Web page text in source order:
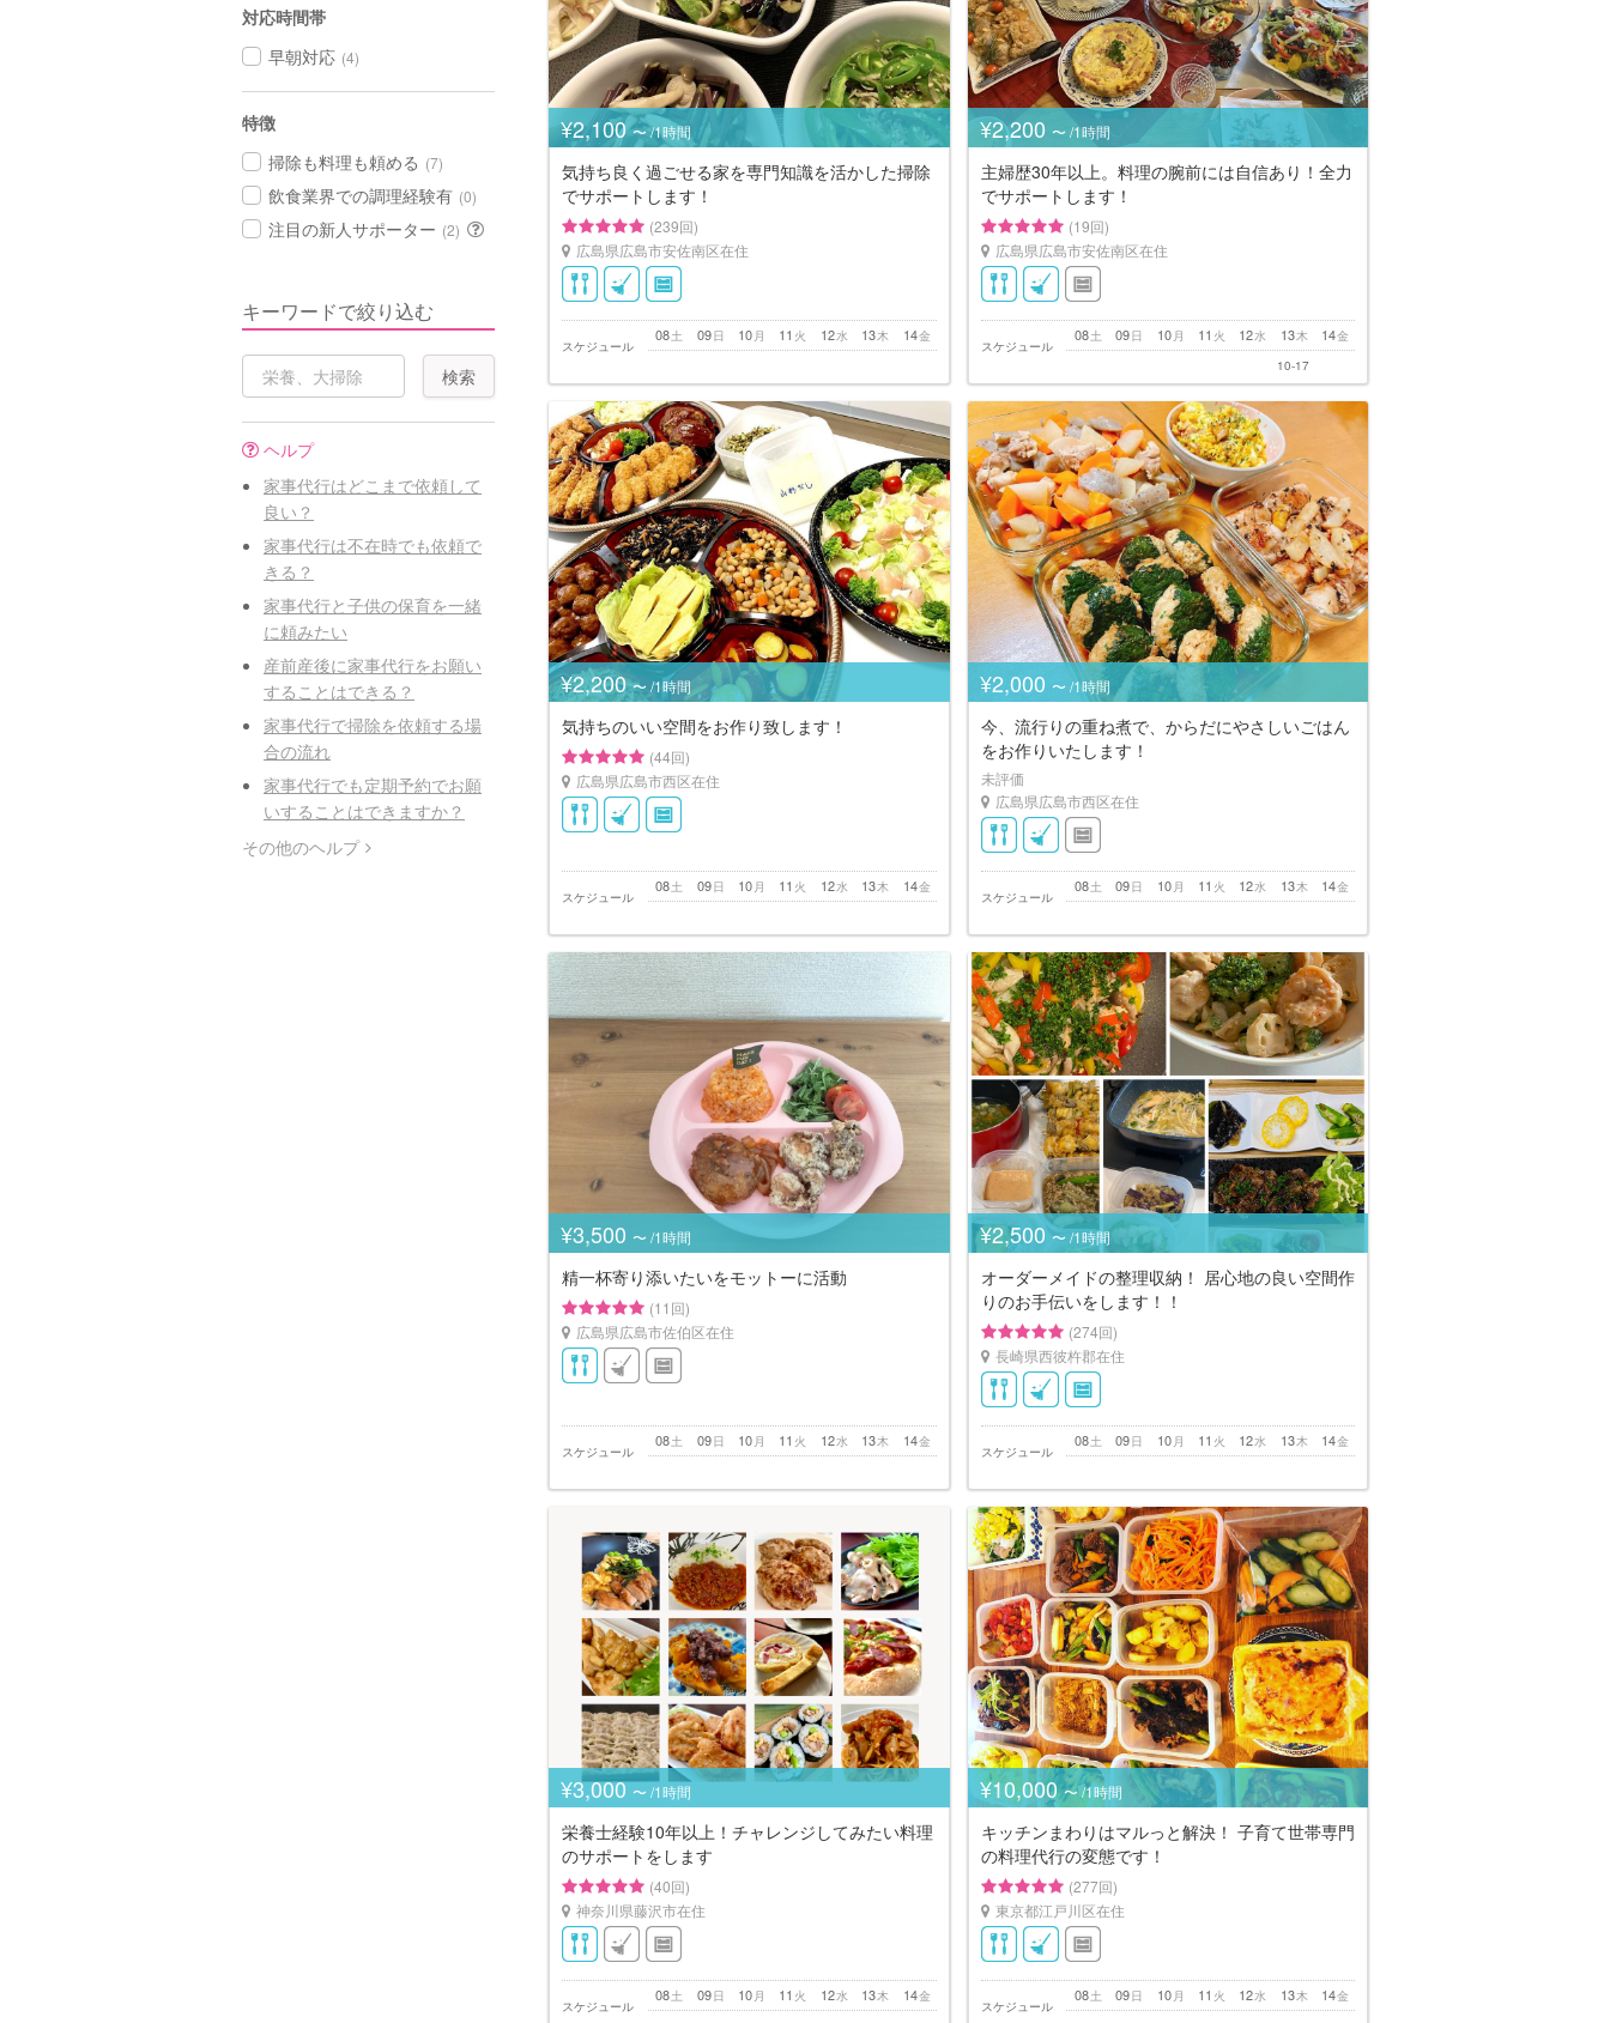
対応時間帯
早朝対応 (4)
特徴
掃除も料理も頼める (7)
飲食業界での調理経験有 (0)
注目の新人サポーター (2)
キーワードで絞り込む
ヘルプ
家事代行はどこまで依頼して
良い？
家事代行は不在時でも依頼で
きる？
家事代行と子供の保育を一緒
に頼みたい
産前産後に家事代行をお願い
することはできる？
家事代行で掃除を依頼する場
合の流れ
家事代行でも定期予約でお願
いすることはできますか？
その他のヘルプ
¥2,100 〜 /1時間
気持ち良く過ごせる家を専門知識を活かした掃除
でサポートします！
(239回)
広島県広島市安佐南区在住
スケジュール
土
08 日
09 月
10 火
11 水
12 木
13 金
14
¥2,200 〜 /1時間
主婦歴30年以上。料理の腕前には自信あり！全力
でサポートします！
(19回)
広島県広島市安佐南区在住
スケジュール
土
08 日
09 月
10 火
11 水
12 木
13 金
14
10-17
¥2,200 〜 /1時間
気持ちのいい空間をお作り致します！
(44回)
広島県広島市西区在住
スケジュール
土
08 日
09 月
10 火
11 水
12 木
13 金
14
¥2,000 〜 /1時間
今、流行りの重ね煮で、からだにやさしいごはん
をお作りいたします！
未評価
広島県広島市西区在住
スケジュール
土
08 日
09 月
10 火
11 水
12 木
13 金
14
¥3,500 〜 /1時間
精一杯寄り添いたいをモットーに活動
(11回)
広島県広島市佐伯区在住
スケジュール
土
08 日
09 月
10 火
11 水
12 木
13 金
14
¥2,500 〜 /1時間
オーダーメイドの整理収納！ 居心地の良い空間作
りのお手伝いをします！！
(274回)
長崎県西彼杵郡在住
スケジュール
土
08 日
09 月
10 火
11 水
12 木
13 金
14
¥3,000 〜 /1時間
栄養士経験10年以上！チャレンジしてみたい料理
のサポートをします
(40回)
神奈川県藤沢市在住
スケジュール
土
08 日
09 月
10 火
11 水
12 木
13 金
14
¥10,000 〜 /1時間
キッチンまわりはマルっと解決！ 子育て世帯専門
の料理代行の変態です！
(277回)
東京都江戸川区在住
スケジュール
土
08 日
09 月
10 火
11 水
12 木
13 金
14